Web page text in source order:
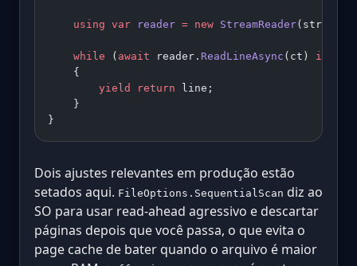
    using
var reader = new StreamReader(stream);
    while
( await reader. ReadLineAsync (ct) is
    {
        yield
return line;
    }
}
Dois ajustes relevantes em produção estão
setados aqui. FileOptions.SequentialScan diz ao
SO para usar read-ahead agressivo e descartar
páginas depois que você passa, o que evita o
page cache de bater quando o arquivo é maior